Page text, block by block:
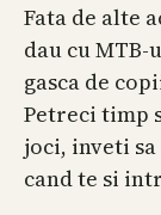
Fata de alte
dau cu MTB-
gasca de
Petreci timp
joci, inveti
cand te si